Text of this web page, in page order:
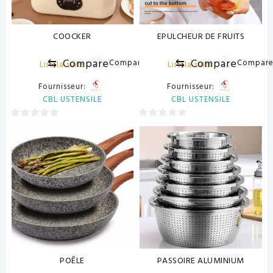
COOCKER
Lire la suite
⇆ CompareCompare
Fournisseur:
CBL USTENSILE
5
EPULCHEUR DE FRUITS
Lire la suite
⇆ Compare
Fournisseur:
CBL USTENSILE
0
POÊLE PASSOIRE ALUMINIUM